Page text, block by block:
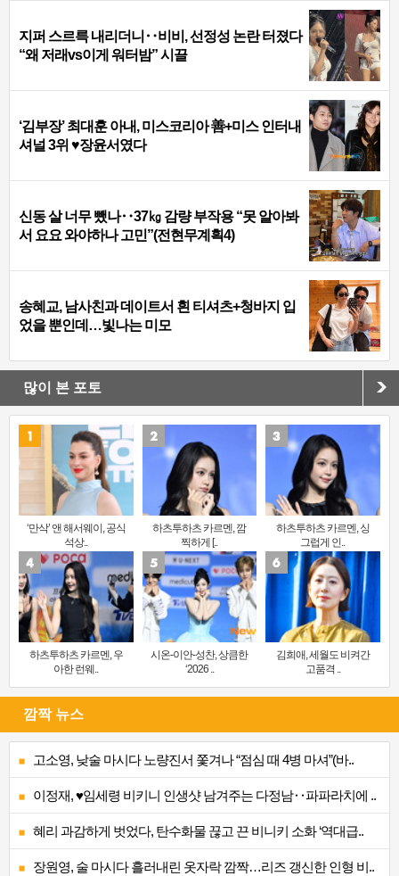
지퍼 스르륵 내리더니‥비비, 선정성 논란 터졌다
“왜 저래vs이게 워터밤” 시끌
‘김부장’ 최대훈 아내, 미스코리아 善+미스 인터내
셔널 3위 ♥장윤서였다
신동 살 너무 뺐나‥37㎏ 감량 부작용 “못 알아봐
서 요요 와야하나 고민”(전현무계획4)
송혜교, 남사친과 데이트서 흰 티셔츠+청바지 입
었을 뿐인데…빛나는 미모
많이 본 포토
‘만삭’ 앤 해서웨이, 공식
석상..
하츠투하츠 카르멘, 깜
찍하게 [..
하츠투하츠 카르멘, 싱
그럽게 인..
하츠투하츠 카르멘, 우
아한 런웨..
시온-이안-성찬, 상큼한
‘2026 ..
김희애, 세월도 비켜간
고품격 ..
깜짝 뉴스
고소영, 낮술 마시다 노량진서 쫓겨나 “점심 때 4병 마셔”(바..
이정재, ♥임세령 비키니 인생샷 남겨주는 다정남‥파파라치에 ..
혜리 과감하게 벗었다, 탄수화물 끊고 끈 비니키 소화 ‘역대급..
장원영, 술 마시다 흘러내린 옷자락 깜짝…리즈 갱신한 인형 비..